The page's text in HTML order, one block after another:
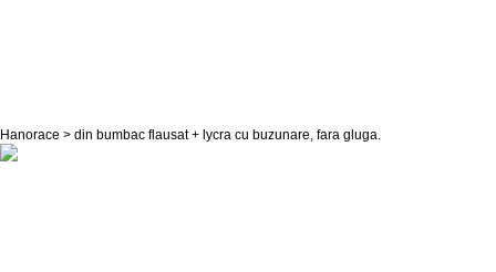
Hanorace > din bumbac flausat + lycra cu buzunare, fara gluga.